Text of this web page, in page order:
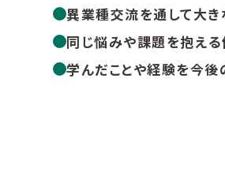
異業種交流を通して大き
同じ悩みや課題を抱える
学んだことや経験を今後